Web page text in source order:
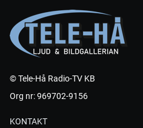
© Tele-Hå Radio-TV KB
Org nr: 969702-9156
KONTAKT